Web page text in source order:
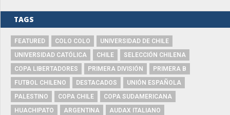
TAGS
FEATURED COLO COLO
UNIVERSIDAD DE CHILE
UNIVERSIDAD CATÓLICA
CHILE
SELECCIÓN CHILENA
COPA LIBERTADORES
PRIMERA DIVISIÓN
PRIMERA B
FUTBOL CHILENO
DESTACADOS
UNIÓN ESPAÑOLA
PALESTINO
COPA CHILE
COPA SUDAMERICANA
HUACHIPATO
ARGENTINA
AUDAX ITALIANO